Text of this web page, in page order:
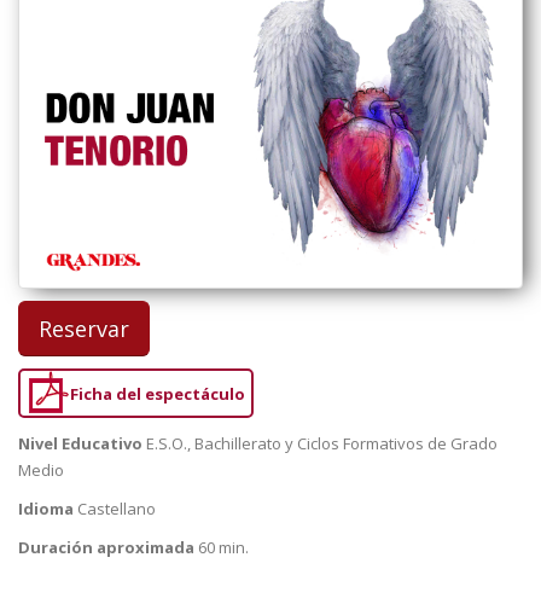
Reservar
Ficha del espectáculo
Nivel Educativo E.S.O., Bachillerato y Ciclos Formativos de Grado
Medio
Idioma Castellano
Duración aproximada 60 min.